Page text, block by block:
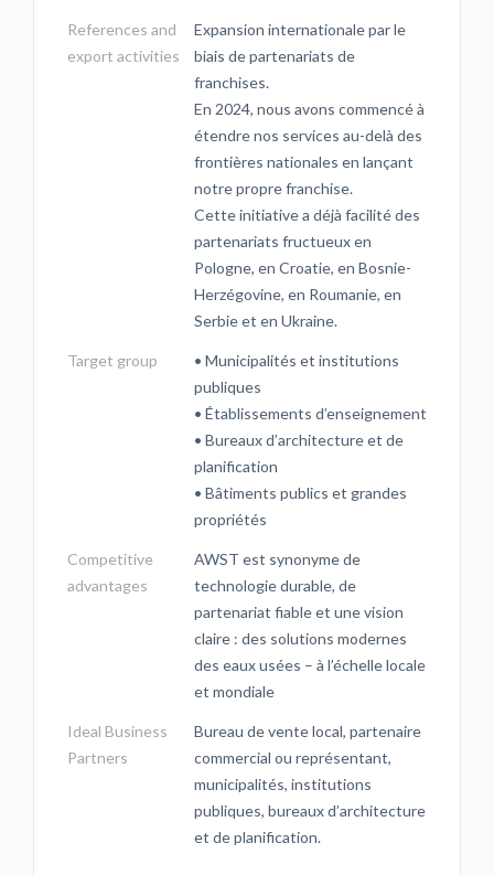
References and
export activities
Expansion internationale par le
biais de partenariats de
franchises.
En 2024, nous avons commencé à
étendre nos services au-delà des
frontières nationales en lançant
notre propre franchise.
Cette initiative a déjà facilité des
partenariats fructueux en
Pologne, en Croatie, en Bosnie-
Herzégovine, en Roumanie, en
Serbie et en Ukraine.
Target group
• Municipalités et institutions
publiques
• Établissements d’enseignement
• Bureaux d’architecture et de
planification
• Bâtiments publics et grandes
propriétés
Competitive
advantages
AWST est synonyme de
technologie durable, de
partenariat fiable et une vision
claire : des solutions modernes
des eaux usées – à l’échelle locale
et mondiale
Ideal Business
Partners
Bureau de vente local, partenaire
commercial ou représentant,
municipalités, institutions
publiques, bureaux d’architecture
et de planification.